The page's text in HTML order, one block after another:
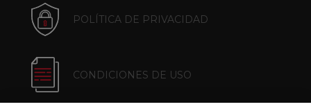
POLÍTICA DE PRIVACIDAD
CONDICIONES DE USO